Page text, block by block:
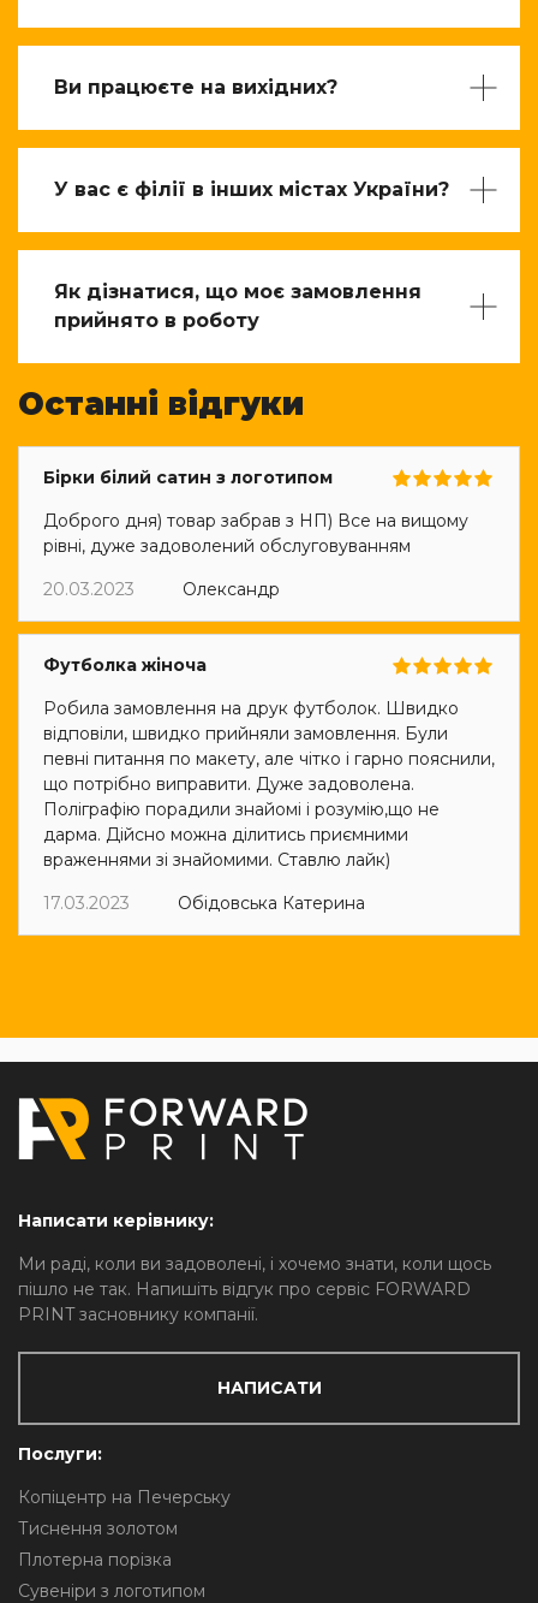
Ви працюєте на вихідних?
У вас є філії в інших містах України?
Як дізнатися, що моє замовлення
прийнято в роботу
Останні відгуки
Бірки білий сатин з логотипом
Доброго дня) товар забрав з НП) Все на вищому
рівні, дуже задоволений обслуговуванням
20.03.2023
Олександр
Футболка жіноча
Робила замовлення на друк футболок. Швидко
відповіли, швидко прийняли замовлення. Були
певні питання по макету, але чітко і гарно пояснили,
що потрібно виправити. Дуже задоволена.
Поліграфію порадили знайомі і розумію,що не
дарма. Дійсно можна ділитись приємними
враженнями зі знайомими. Ставлю лайк)
17.03.2023
Обідовська Катерина
Написати керівнику:
Ми раді, коли ви задоволені, і хочемо знати, коли щось
пішло не так. Напишіть відгук про сервіс FORWARD
PRINT засновнику компанії.
НАПИСАТИ
Послуги:
Копіцентр на Печерську
Тиснення золотом
Плотерна порізка
Сувеніри з логотипом